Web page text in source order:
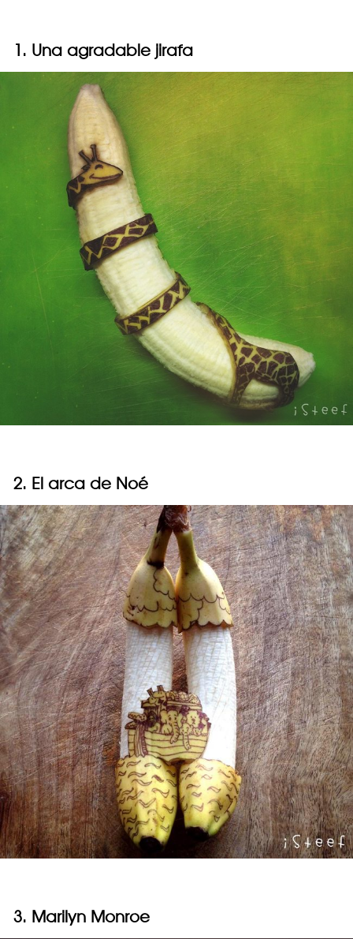
1. Una agradable jirafa
2. El arca de Noé
3. Marilyn Monroe